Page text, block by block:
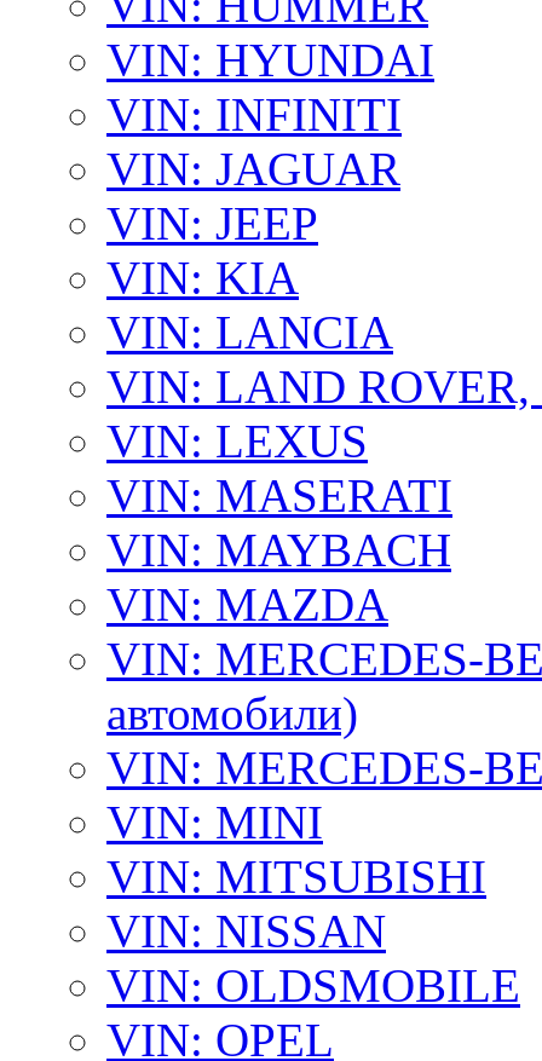
VIN: HYUNDAI
VIN: INFINITI
VIN: JAGUAR
VIN: JEEP
VIN: KIA
VIN: LANCIA
VIN: LAND ROVER,
VIN: LEXUS
VIN: MASERATI
VIN: MAYBACH
VIN: MAZDA
VIN: MERCEDES-
автомобили)
VIN: MERCEDES-
VIN: MINI
VIN: MITSUBISHI
VIN: NISSAN
VIN: OLDSMOBILE
VIN: OPEL